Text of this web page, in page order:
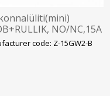
NO/NC,15A
230VAC Hinge roller
code: Z-15GW2-B